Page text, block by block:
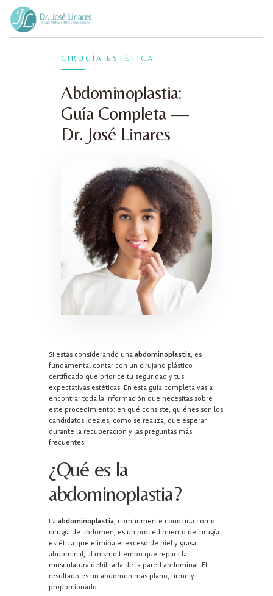
CIRUGÍA ESTÉTICA
Abdominoplastia:
Guía Completa —
Dr. José Linares
Si estás considerando una abdominoplastia, es
fundamental contar con un cirujano plástico
certificado que priorice tu seguridad y tus
expectativas estéticas. En esta guía completa vas a
encontrar toda la información que necesitás sobre
este procedimiento: en qué consiste, quiénes son los
candidatos ideales, cómo se realiza, qué esperar
durante la recuperación y las preguntas más
frecuentes.
¿Qué es la
abdominoplastia?
La abdominoplastia , comúnmente conocida como
cirugía de abdomen, es un procedimiento de cirugía
estética que elimina el exceso de piel y grasa
abdominal, al mismo tiempo que repara la
musculatura debilitada de la pared abdominal. El
resultado es un abdomen más plano, firme y
proporcionado.